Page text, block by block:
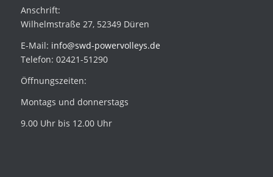
Anschrift:
Wilhelmstraße 27, 52349 Düren
E-Mail: info@swd-powervolleys.de
Telefon: 02421-51290
Öffnungszeiten:
Montags und donnerstags
9.00 Uhr bis 12.00 Uhr